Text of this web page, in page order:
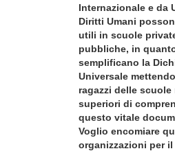
Internazionale e da
Diritti Umani
utili in scuole
pubbliche, in
semplificano la
Universale
ragazzi delle scuole
superiori di
questo vitale
Voglio encomiare
organizzazioni per